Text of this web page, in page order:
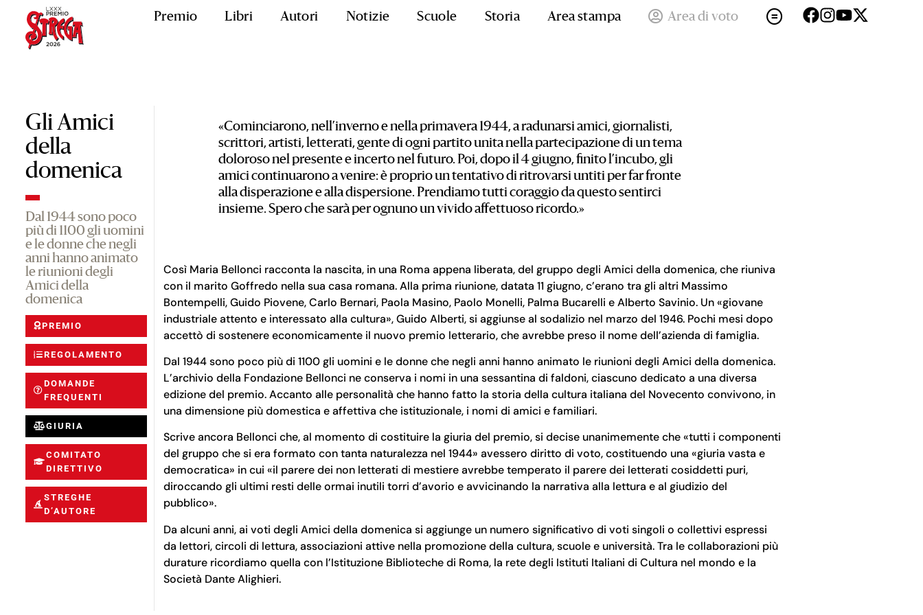
Premio Libri Autori Notizie Scuole Storia Area stampa Area di voto
Gli Amici
della
domenica
Dal 1944 sono poco
più di 1100 gli uomini
e le donne che negli
anni hanno animato
le riunioni degli
Amici della
domenica
PREMIO
REGOLAMENTO
DOMANDE
FREQUENTI
GIURIA
COMITATO
DIRETTIVO
STREGHE
D’AUTORE
«Cominciarono, nell’inverno e nella primavera 1944, a radunarsi amici, giornalisti,
scrittori, artisti, letterati, gente di ogni partito unita nella partecipazione di un tema
doloroso nel presente e incerto nel futuro. Poi, dopo il 4 giugno, finito l’incubo, gli
amici continuarono a venire: è proprio un tentativo di ritrovarsi untiti per far fronte
alla disperazione e alla dispersione. Prendiamo tutti coraggio da questo sentirci
insieme. Spero che sarà per ognuno un vivido affettuoso ricordo.»
Così Maria Bellonci racconta la nascita, in una Roma appena liberata, del gruppo degli Amici della domenica, che riuniva
con il marito Goffredo nella sua casa romana. Alla prima riunione, datata 11 giugno, c’erano tra gli altri Massimo
Bontempelli, Guido Piovene, Carlo Bernari, Paola Masino, Paolo Monelli, Palma Bucarelli e Alberto Savinio. Un «giovane
industriale attento e interessato alla cultura», Guido Alberti, si aggiunse al sodalizio nel marzo del 1946. Pochi mesi dopo
accettò di sostenere economicamente il nuovo premio letterario, che avrebbe preso il nome dell’azienda di famiglia.
Dal 1944 sono poco più di 1100 gli uomini e le donne che negli anni hanno animato le riunioni degli Amici della domenica.
L’archivio della Fondazione Bellonci ne conserva i nomi in una sessantina di faldoni, ciascuno dedicato a una diversa
edizione del premio. Accanto alle personalità che hanno fatto la storia della cultura italiana del Novecento convivono, in
una dimensione più domestica e affettiva che istituzionale, i nomi di amici e familiari.
Scrive ancora Bellonci che, al momento di costituire la giuria del premio, si decise unanimemente che «tutti i componenti
del gruppo che si era formato con tanta naturalezza nel 1944» avessero diritto di voto, costituendo una «giuria vasta e
democratica» in cui «il parere dei non letterati di mestiere avrebbe temperato il parere dei letterati cosiddetti puri,
diroccando gli ultimi resti delle ormai inutili torri d’avorio e avvicinando la narrativa alla lettura e al giudizio del
pubblico».
Da alcuni anni, ai voti degli Amici della domenica si aggiunge un numero significativo di voti singoli o collettivi espressi
da lettori, circoli di lettura, associazioni attive nella promozione della cultura, scuole e università. Tra le collaborazioni più
durature ricordiamo quella con l’Istituzione Biblioteche di Roma, la rete degli Istituti Italiani di Cultura nel mondo e la
Società Dante Alighieri.